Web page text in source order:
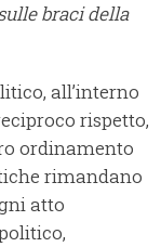
braci della
all’interno
rispetto,
ordinamento
rimandano
atto